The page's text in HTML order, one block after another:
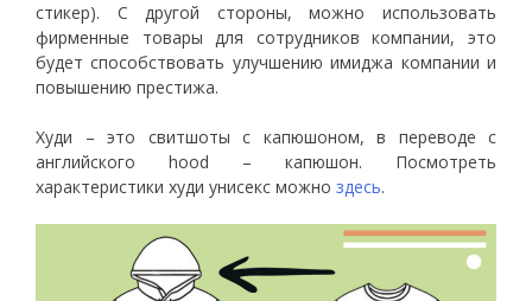
стикер). С другой стороны, можно использовать
фирменные товары для сотрудников компании, это
будет способствовать улучшению имиджа компании и
повышению престижа.
Худи – это свитшоты с капюшоном, в переводе с
английского hood – капюшон. Посмотреть
характеристики худи унисекс можно здесь.